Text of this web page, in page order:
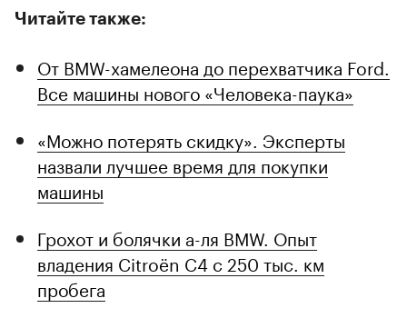
Читайте также:
От BMW-хамелеона до перехватчика Ford.
Все машины нового «Человека-паука»
«Можно потерять скидку». Эксперты
назвали лучшее время для покупки
машины
Грохот и болячки а-ля BMW. Опыт
владения Citroёn C4 с 250 тыс. км
пробега